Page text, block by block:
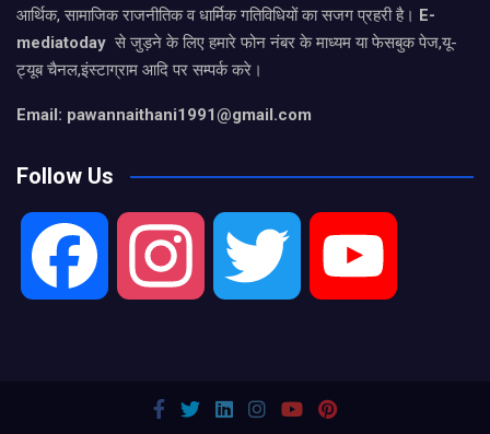
आर्थिक, सामाजिक राजनीतिक व धार्मिक गतिविधियों का सजग प्रहरी है। E-
mediatoday से जुड़ने के लिए हमारे फोन नंबर के माध्यम या फेसबुक पेज,यू-
ट्यूब चैनल,इंस्टाग्राम आदि पर सम्पर्क करे।
Email: pawannaithani1991@gmail.com
Follow Us